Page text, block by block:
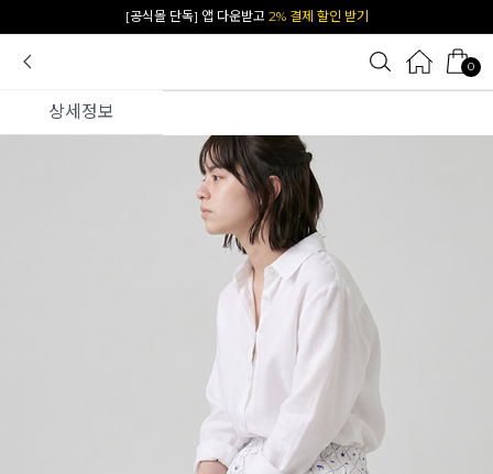
[공식몰 단독] 앱 다운받고 2% 결제 할인 받기
0
상세정보